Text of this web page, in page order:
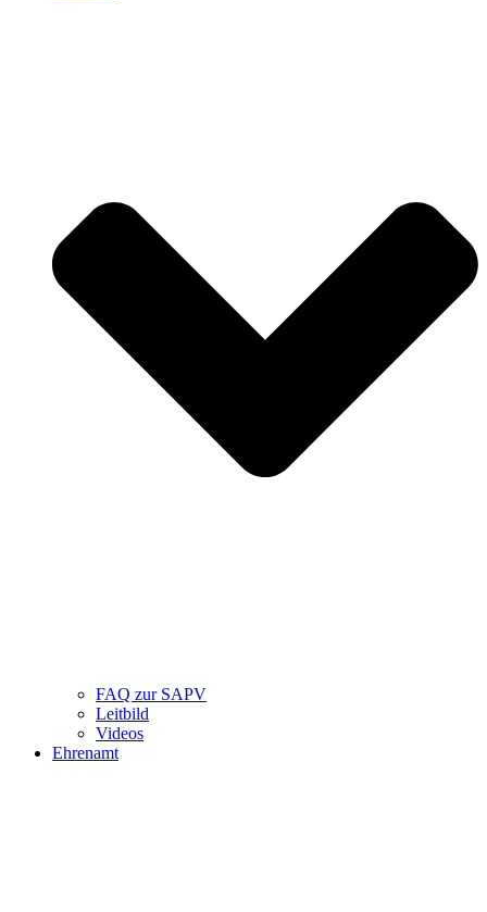
FAQ zur SAPV
Leitbild
Videos
Ehrenamt